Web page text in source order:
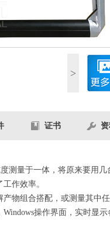
>
证书
测量于一体，将原来要用
作效率。
物组合搭配，或测量其中
操作界面，实时显